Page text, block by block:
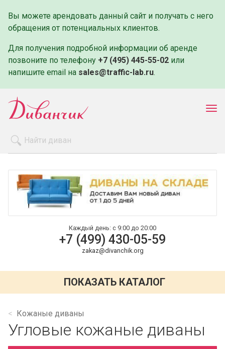
Вы можете арендовать данный сайт и получать с него
обращения от потенциальных клиентов.
Для получения подробной информации об аренде
позвоните по телефону +7 (495) 445-55-02 или
напишите email на sales@traffic-lab.ru.
Оплата и доставка
Контакты
Каждый день: с 9:00 до 20:00
+7 (499) 430-05-59
zakaz@divanchik.org
ПОКАЗАТЬ КАТАЛОГ
Кожаные диваны
Угловые кожаные диваны